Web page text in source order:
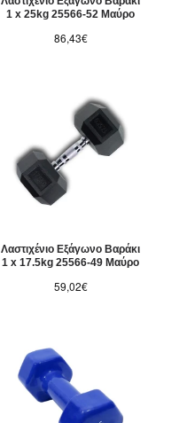
1 x 25kg 25566-52 Μαύρο
86,43€
Λαστιχένιο Εξάγωνο Βαράκι
1 x 17.5kg 25566-49 Μαύρο
59,02€